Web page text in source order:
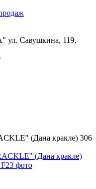
ул. Савушкина, 119,
(Дана кракле) 306